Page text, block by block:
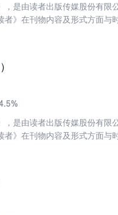
，是由读者出版传媒股份有
者》在刊物内容及形式方面与
！具有深广的影响力与历久
，是由读者出版传媒股份有
者》在刊物内容及形式方面与
！具有深广的影响力与历久